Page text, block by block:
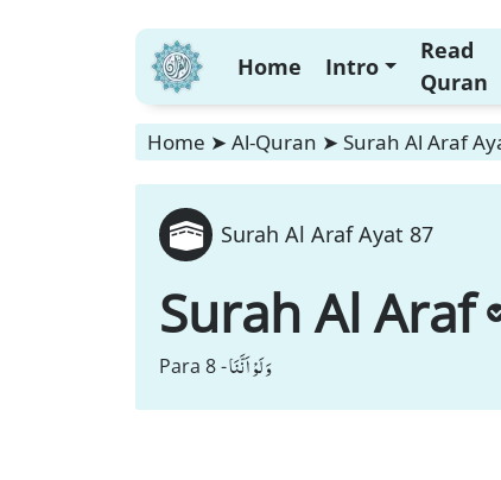
Home Intro
Read
Quran
Home ➤ Al-Quran ➤ Surah Al Araf
Surah Al Araf Ayat 87
Surah Al Araf
Para 8 -وَ لَوْ اَنَّنَا